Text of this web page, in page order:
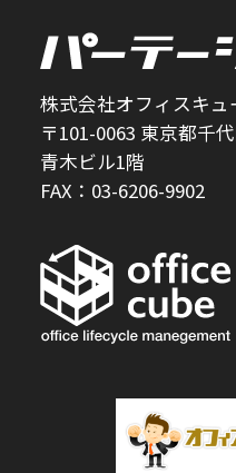
株式会社オフィスキュ
〒101-0063 東京都千
青木ビル1階
FAX：03-6206-9902